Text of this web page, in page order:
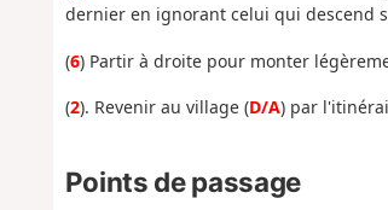
dernier en ignorant celui qui descend
(6) Partir à droite pour monter
(2). Revenir au village (D/A) par
Points de passage